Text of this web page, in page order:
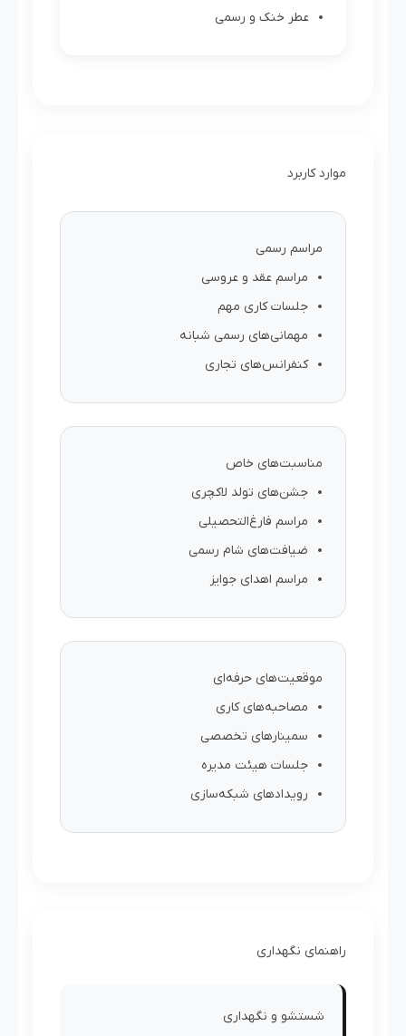
عطر خنک و رسمی
موارد کاربرد
مراسم رسمی
مراسم عقد و عروسی
جلسات کاری مهم
مهمانی‌های رسمی شبانه
کنفرانس‌های تجاری
مناسبت‌های خاص
جشن‌های تولد لاکچری
مراسم فارغ‌التحصیلی
ضیافت‌های شام رسمی
مراسم اهدای جوایز
موقعیت‌های حرفه‌ای
مصاحبه‌های کاری
سمینارهای تخصصی
جلسات هیئت مدیره
رویدادهای شبکه‌سازی
راهنمای نگهداری
شستشو و نگهداری